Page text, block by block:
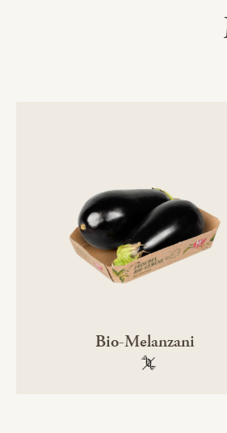
Bio-Melanzani
100 %